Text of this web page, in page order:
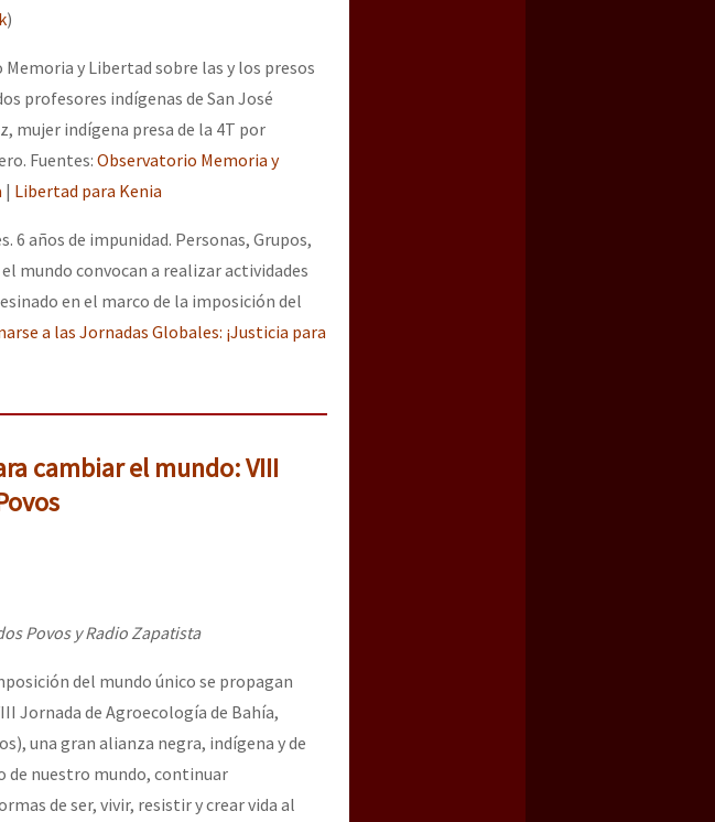
)
Memoria y Libertad sobre las y los presos
profesores indígenas de San José
mujer indígena presa de la 4T por
Fuentes: Observatorio Memoria y
| Libertad para Kenia
6 años de impunidad. Personas, Grupos,
mundo convocan a realizar actividades
en el marco de la imposición del
a las Jornadas Globales: ¡Justicia para
cambiar el mundo: VIII
Povos y Radio Zapatista
del mundo único se propagan
Jornada de Agroecología de Bahía,
una gran alianza negra, indígena y de
de nuestro mundo, continuar
de ser, vivir, resistir y crear vida al